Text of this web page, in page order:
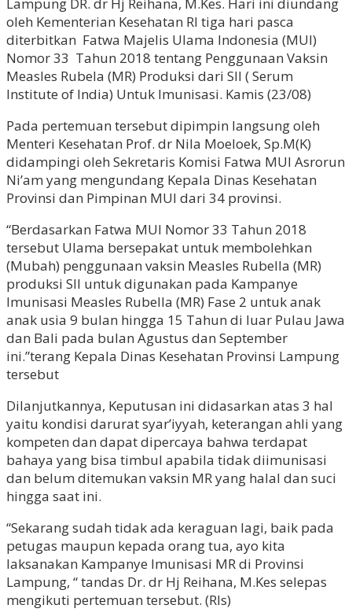
Lampung DR. dr Hj Reihana, M.Kes. Hari ini diundang
oleh Kementerian Kesehatan RI tiga hari pasca
diterbitkan Fatwa Majelis Ulama Indonesia (MUI)
Nomor 33 Tahun 2018 tentang Penggunaan Vaksin
Measles Rubela (MR) Produksi dari SII ( Serum
Institute of India) Untuk Imunisasi. Kamis (23/08)
Pada pertemuan tersebut dipimpin langsung oleh
Menteri Kesehatan Prof. dr Nila Moeloek, Sp.M(K)
didampingi oleh Sekretaris Komisi Fatwa MUI Asrorun
Ni’am yang mengundang Kepala Dinas Kesehatan
Provinsi dan Pimpinan MUI dari 34 provinsi.
“Berdasarkan Fatwa MUI Nomor 33 Tahun 2018
tersebut Ulama bersepakat untuk membolehkan
(Mubah) penggunaan vaksin Measles Rubella (MR)
produksi SII untuk digunakan pada Kampanye
Imunisasi Measles Rubella (MR) Fase 2 untuk anak
anak usia 9 bulan hingga 15 Tahun di luar Pulau Jawa
dan Bali pada bulan Agustus dan September
ini.”terang Kepala Dinas Kesehatan Provinsi Lampung
tersebut
Dilanjutkannya, Keputusan ini didasarkan atas 3 hal
yaitu kondisi darurat syar’iyyah, keterangan ahli yang
kompeten dan dapat dipercaya bahwa terdapat
bahaya yang bisa timbul apabila tidak diimunisasi
dan belum ditemukan vaksin MR yang halal dan suci
hingga saat ini.
“Sekarang sudah tidak ada keraguan lagi, baik pada
petugas maupun kepada orang tua, ayo kita
laksanakan Kampanye Imunisasi MR di Provinsi
Lampung, “ tandas Dr. dr Hj Reihana, M.Kes selepas
mengikuti pertemuan tersebut. (Rls)